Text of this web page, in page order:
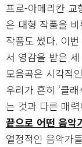
프로-아메리칸
은 대형 작품을
작품도 썼다. 이
서 영감을 받은
모음곡은 시각적
우리가 흔히 ‘클
는 것과 다른 매
끝으로 어떤 음악
열정적인 음악가